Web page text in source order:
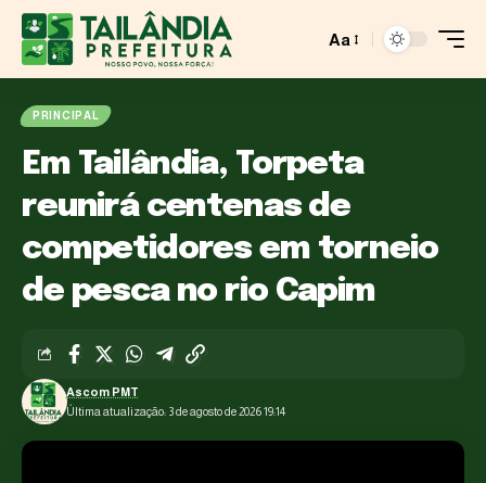
Aa
PRINCIPAL
Em Tailândia, Torpeta
reunirá centenas de
competidores em torneio
de pesca no rio Capim
Última atualização: 3 de agosto de 2026 19:14
Ascom PMT